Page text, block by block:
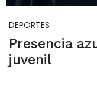
DEPORTES
Presencia
juvenil